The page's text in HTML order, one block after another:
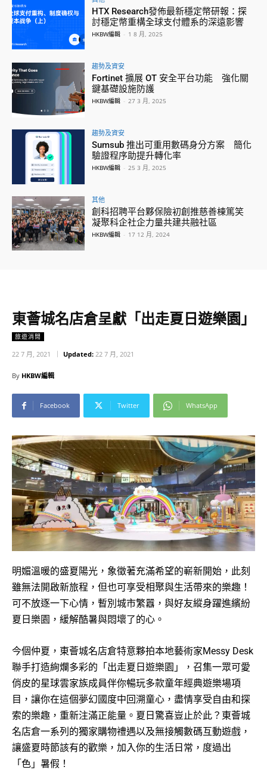
HTX Research發佈最新穩定幣研報：探
討穩定幣重構全球支付體系的深遠影響
HKBW編輯 - 1 8 月, 2025
趨勢及資安
Fortinet 擴展 OT 安全平台功能 強化關
鍵基礎設施防護
HKBW編輯 - 27 3 月, 2025
趨勢及資安
Sumsub 推出可重用數碼身分方案 簡化
驗證程序助提升轉化率
HKBW編輯 - 25 3 月, 2025
其他
創科招聘平台夥保險初創推慈善棟篤笑
凝聚科企社企力量共建共融社區
HKBW編輯 - 17 12 月, 2024